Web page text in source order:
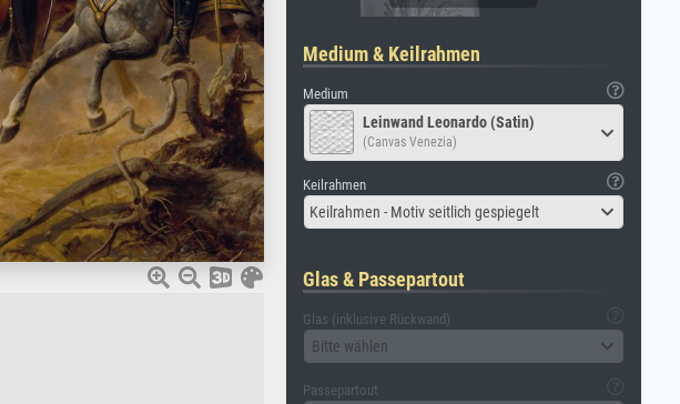
Medium & Keilrahmen
Medium
Leinwand Leonardo (Satin)
(Canvas Venezia)
Keilrahmen
Keilrahmen - Motiv seitlich gespiegelt
Glas & Passepartout
Glas (inklusive Rückwand)
Bitte wählen
Passepartout